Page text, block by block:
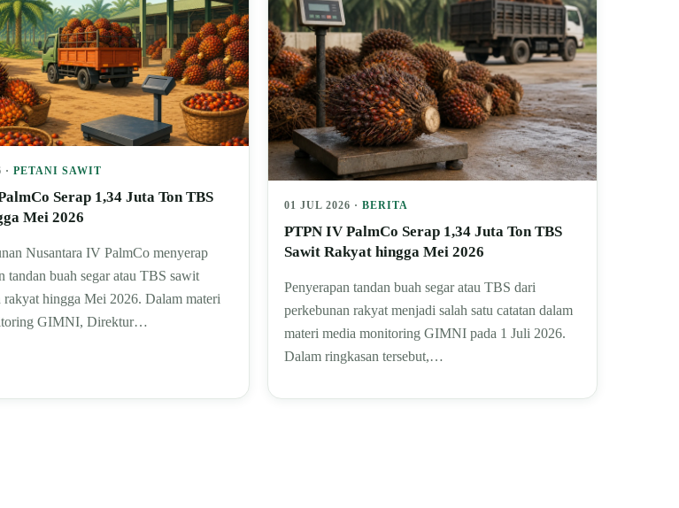
·PETANI SAWIT
Serap 1,34 Juta Ton TBS
Mei 2026
Nusantara IV PalmCo menyerap
tandan buah segar atau TBS sawit
rakyat hingga Mei 2026. Dalam materi
GIMNI, Direktur…
01 JUL 2026 · BERITA
PTPN IV PalmCo Serap 1,34 Juta Ton TBS
Sawit Rakyat hingga Mei 2026
Penyerapan tandan buah segar atau TBS dari
perkebunan rakyat menjadi salah satu catatan dalam
materi media monitoring GIMNI pada 1 Juli 2026.
Dalam ringkasan tersebut,…